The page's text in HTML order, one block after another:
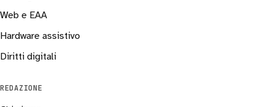
Web e EAA
Hardware assistivo
Diritti digitali
REDAZIONE